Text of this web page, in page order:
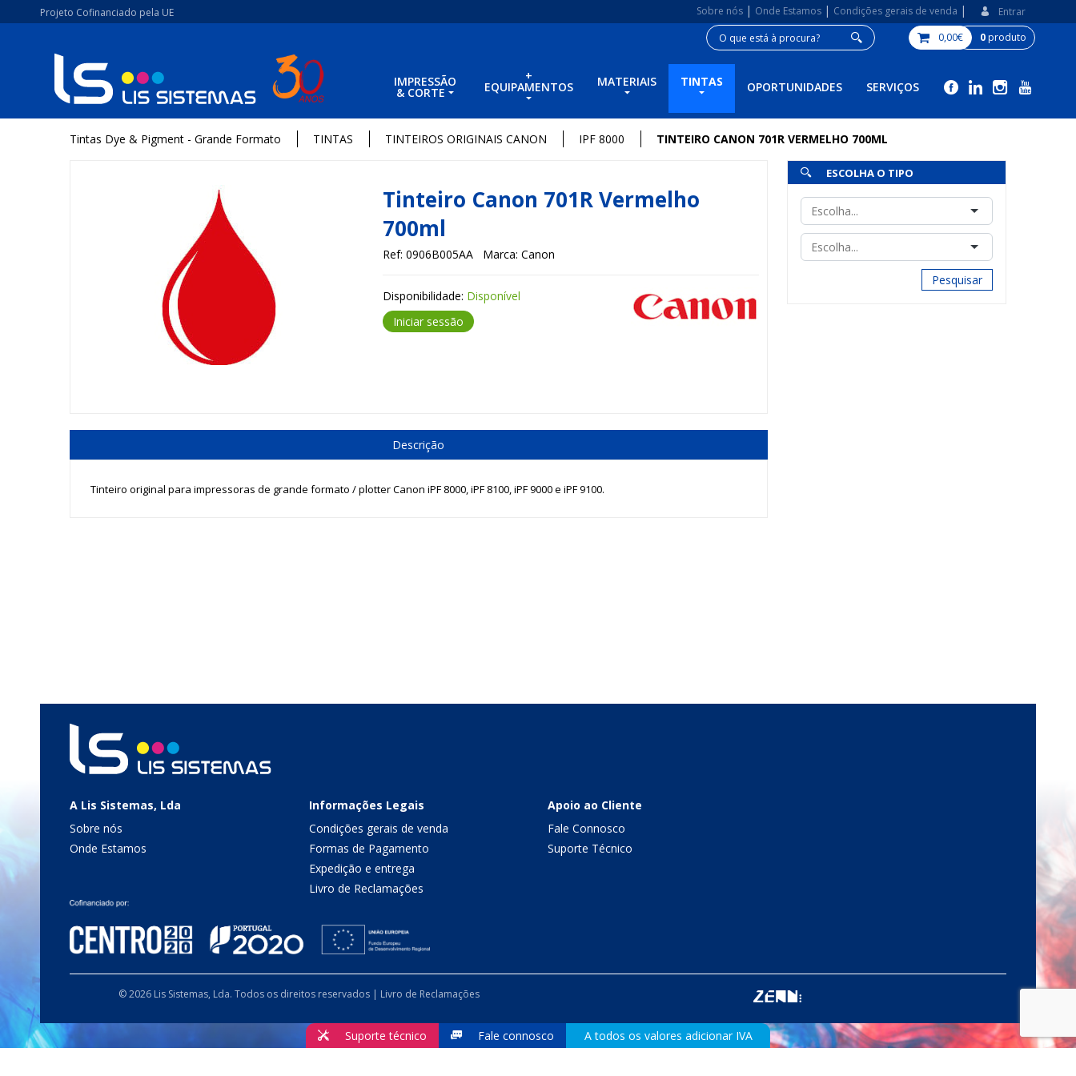
Projeto Cofinanciado pela UE Sobre nós | Onde Estamos | Condições gerais de venda |
Entrar
0,00€
0 produto
IMPRESSÃO
& CORTE
+
EQUIPAMENTOS MATERIAIS TINTAS OPORTUNIDADES SERVIÇOS
Tintas Dye & Pigment - Grande Formato TINTAS TINTEIROS ORIGINAIS CANON IPF 8000 TINTEIRO CANON 701R VERMELHO 700ML
Tinteiro Canon 701R Vermelho
700ml
Ref: 0906B005AA Marca: Canon
Disponibilidade: Disponível
Iniciar sessão
Descrição
Tinteiro original para impressoras de grande formato / plotter Canon iPF 8000, iPF 8100, iPF 9000 e iPF 9100.
ESCOLHA O TIPO
Pesquisar
A Lis Sistemas, Lda
Sobre nós
Onde Estamos
Informações Legais
Condições gerais de venda
Formas de Pagamento
Expedição e entrega
Livro de Reclamações
Apoio ao Cliente
Fale Connosco
Suporte Técnico
© 2026 Lis Sistemas, Lda. Todos os direitos reservados | Livro de Reclamações
Suporte técnico Fale connosco A todos os valores adicionar IVA